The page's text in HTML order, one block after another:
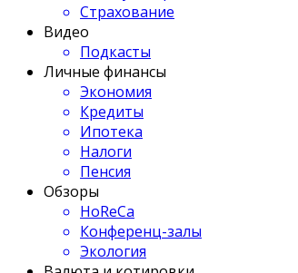
Страхование
Видео
Подкасты
Личные финансы
Экономия
Кредиты
Ипотека
Налоги
Пенсия
Обзоры
HoReCa
Конференц-залы
Экология